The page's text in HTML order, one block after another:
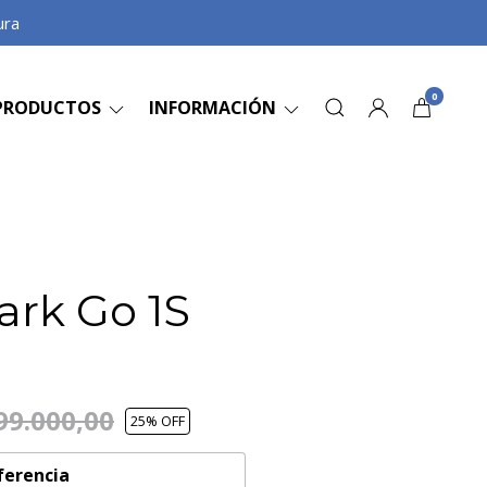
INFORMACIÓN 0
Go 1S
25% OFF